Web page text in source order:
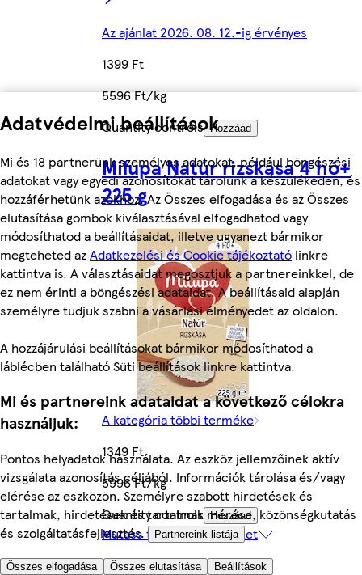
Adatvédelmi beállítások
Mi és 18 partnerünk személyes adatokat, például böngészési
adatokat vagy egyedi azonosítókat tárolunk a készülékeden, és
hozzáférhetünk azokhoz. Az Összes elfogadása és az Összes
elutasítása gombok kiválasztásával elfogadhatod vagy
módosíthatod a beállításaidat, illetve ugyanezt bármikor
megteheted azAdatkezelési és Cookie tájékoztató linkre
kattintva is. A választásaidat megosztjuk a partnereinkkel, de
ez nem érinti a böngészési adataidat. A beállításaid alapján
személyre tudjuk szabni a vásárlási élményedet az oldalon.
A hozzájárulási beállításokat bármikor módosíthatod a
láblécben található Süti beállítások linkre kattintva.
Mi és partnereink adataidat a következő célokra
használjuk:
Pontos helyadatok használata. Az eszköz jellemzőinek aktív
vizsgálata azonosítás céljából. Információk tárolása és/vagy
elérése az eszközön. Személyre szabott hirdetések és
tartalmak, hirdetések és tartalmak mérése, közönségkutatás
és szolgáltatásfejlesztés.
Partnereink listája
Összes elfogadása Összes elutasítása Beállítások
Az ajánlat 2026. 08. 12.-ig érvényes
1399 Ft
5596 Ft/kg
Quantity controls Hozzáad
Milupa Natúr rizskása 4 hó+
225 g
A kategória többi terméke
1349 Ft
5996 Ft/kg
Quantity controls Hozzáad
Mutass további 8 terméket